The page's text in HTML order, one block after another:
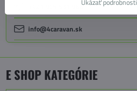
+421 905 531 966
info@4caravan.sk
E SHOP KATEGÓRIE
Ukázať podrobnosti